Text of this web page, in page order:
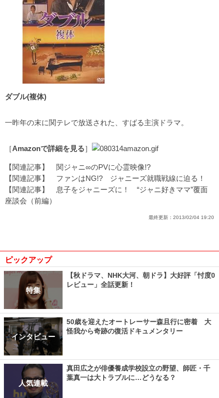
ダブル(複体)
一昨年の末に関テレで放送された、すばる主演ドラマ。
［Amazonで詳細を見る］
【関連記事】 関ジャニ∞のPVに心霊映像!?
【関連記事】 ファンはNG!? ジャニーズ就職戦線に迫る！
【関連記事】 息子をジャニーズに！ “ジャニ好きママ”覆面
座談会（前編）
最終更新： 2013/02/04 19:20
ピックアップ
特集
【秋ドラマ、NHK大河、朝ドラ】大好評「忖度0
レビュー」全話更新！
インタビュー
50歳を迎えたオートレーサー森且行に密着 大
怪我から奇跡の復活ドキュメンタリー
人気連載
真田広之が俳優養成学校設立の野望、師匠・千
葉真一は大トラブルに…どうなる？